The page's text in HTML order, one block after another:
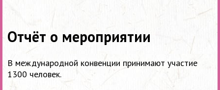
Отчёт о мероприятии
В международной конвенции принимают участие
1300 человек.